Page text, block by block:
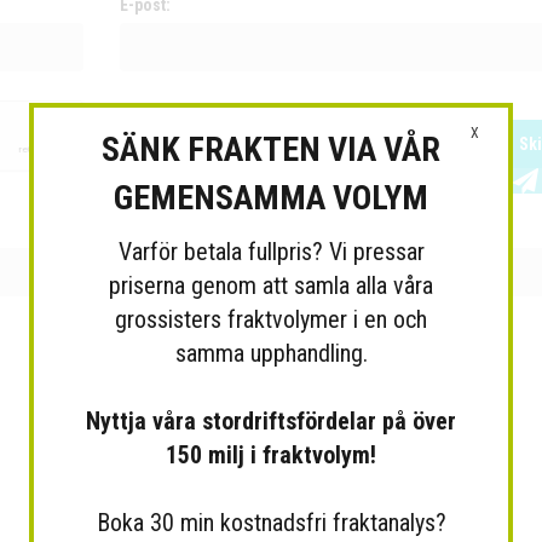
E-post:
X
SÄNK FRAKTEN VIA VÅR
GEMENSAMMA VOLYM
Varför betala fullpris? Vi pressar
priserna genom att samla alla våra
grossisters fraktvolymer i en och
samma upphandling.
Nyttja våra stordriftsfördelar på över
150 milj i fraktvolym!
Boka 30 min kostnadsfri fraktanalys?